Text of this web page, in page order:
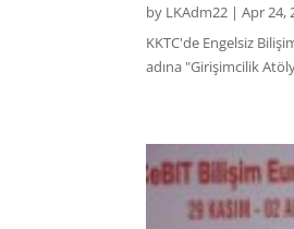
by LKAdm22 |Apr 24,
KKTC'de Engelsiz
adına "Girişimcilik